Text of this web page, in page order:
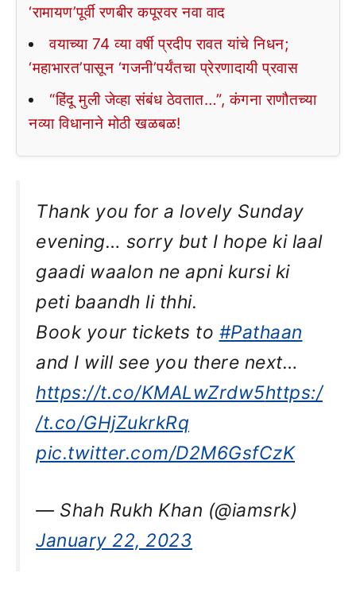
‘रामायण’पूर्वी रणबीर कपूरवर नवा वाद
वयाच्या 74 व्या वर्षी प्रदीप रावत यांचे निधन;
‘महाभारत’पासून ‘गजनी’पर्यंतचा प्रेरणादायी प्रवास
“हिंदू मुली जेव्हा संबंध ठेवतात…”, कंगना राणौतच्या
नव्या विधानाने मोठी खळबळ!
Thank you for a lovely Sunday
evening… sorry but I hope ki laal
gaadi waalon ne apni kursi ki
peti baandh li thhi.
Book your tickets to #Pathaan
and I will see you there next…
https://t.co/KMALwZrdw5https:/
/t.co/GHjZukrkRq
pic.twitter.com/D2M6GsfCzK
— Shah Rukh Khan (@iamsrk)
January 22, 2023